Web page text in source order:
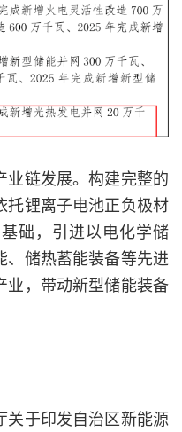
业链发展。构建完整的
托锂离子电池正负极材
础，引进以电化学储
、储热蓄能装备等先进
业，带动新型储能装备
关于印发自治区新能源